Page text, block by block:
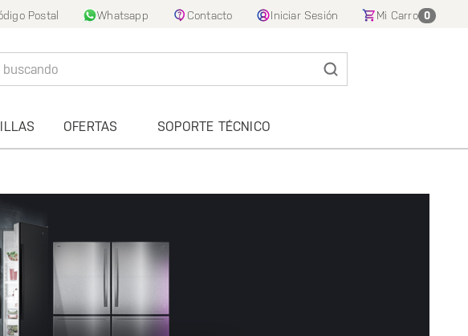
Postal Whatsapp Contacto Iniciar Sesión Mi Carro 0
OFERTAS SOPORTE TÉCNICO